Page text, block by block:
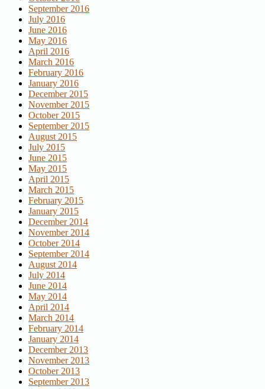
September 2016
July 2016
June 2016
May 2016
April 2016
March 2016
February 2016
January 2016
December 2015
November 2015
October 2015
September 2015
August 2015
July 2015
June 2015
May 2015
April 2015
March 2015
February 2015
January 2015
December 2014
November 2014
October 2014
September 2014
August 2014
July 2014
June 2014
May 2014
April 2014
March 2014
February 2014
January 2014
December 2013
November 2013
October 2013
September 2013